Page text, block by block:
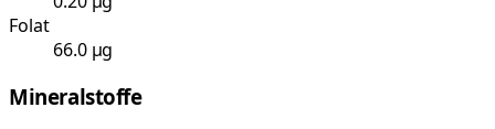
Folat
66.0 µg
Mineralstoffe